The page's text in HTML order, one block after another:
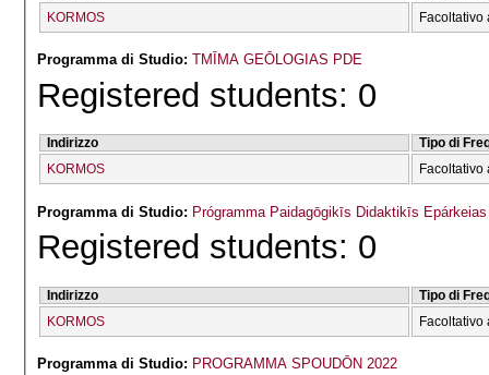
KORMOS
Facoltativo
Programma di Studio:TMĪMA GEŌLOGIAS PDE
Registered students: 0
Indirizzo
Tipo di
KORMOS
Facoltativo
Programma di Studio: Prógramma Paidagōgikīs Didaktikīs Epárkeias
Registered students: 0
Indirizzo
Tipo di
KORMOS
Facoltativo
Programma di Studio: PROGRAMMA SPOUDŌN 2022